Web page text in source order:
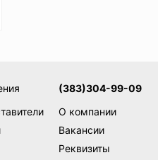
(383)304-99-09
О компании
Вакансии
Реквизиты